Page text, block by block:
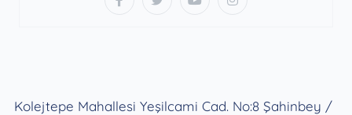
Kolejtepe Mahallesi Yeşilcami Cad. No:8 Şahinbey /